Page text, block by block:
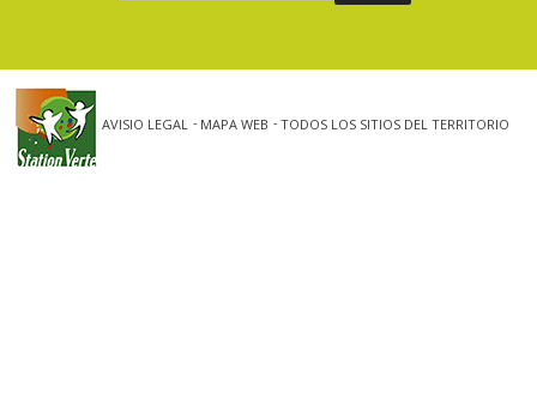
AVISIO LEGAL MAPA WEB TODOS LOS SITIOS DEL TERRITORIO